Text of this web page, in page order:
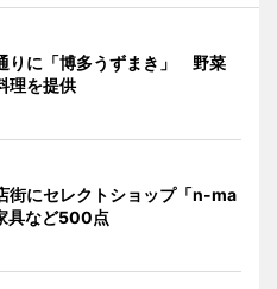
りに「博多うずまき」 野菜
理を提供
街にセレクトショップ「n-ma
など500点